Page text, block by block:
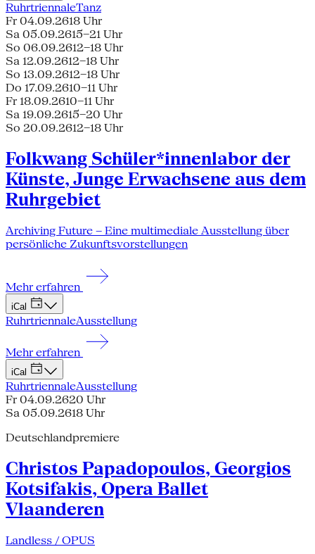
RuhrtriennaleTanz
Fr 04.09.2618 Uhr
Sa 05.09.2615–21 Uhr
So 06.09.2612–18 Uhr
Sa 12.09.2612–18 Uhr
So 13.09.2612–18 Uhr
Do 17.09.2610–11 Uhr
Fr 18.09.2610–11 Uhr
Sa 19.09.2615–20 Uhr
So 20.09.2612–18 Uhr
Folkwang Schüler*innenlabor der
Künste, Junge Erwachsene aus dem
Ruhrgebiet
Archiving Future – Eine multimediale Ausstellung über
persönliche Zukunftsvorstellungen
Mehr erfahren
iCal
RuhrtriennaleAusstellung
Mehr erfahren
iCal
RuhrtriennaleAusstellung
Fr 04.09.2620 Uhr
Sa 05.09.2618 Uhr
Deutschlandpremiere
Christos Papadopoulos, Georgios
Kotsifakis, Opera Ballet
Vlaanderen
Landless / OPUS